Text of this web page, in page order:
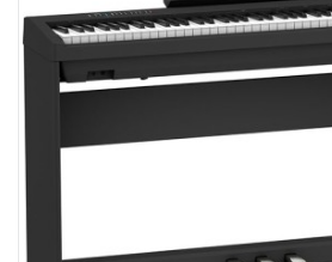
102Q Đường An Dương Vương, Phường An
Minh
Việt Thương Music - 49E Phan Đăng Lưu
49E Phan Đăng Lưu, Phường Bình Thạnh,
Việt Thương Music - Phường Gò Vấp
Việt Thương Music - 12 Quốc Hương
Tầng G, Tòa nhà Thảo Điền Pearl, 12 Quốc
TPHCM, Quận 2, Hồ Chí Minh